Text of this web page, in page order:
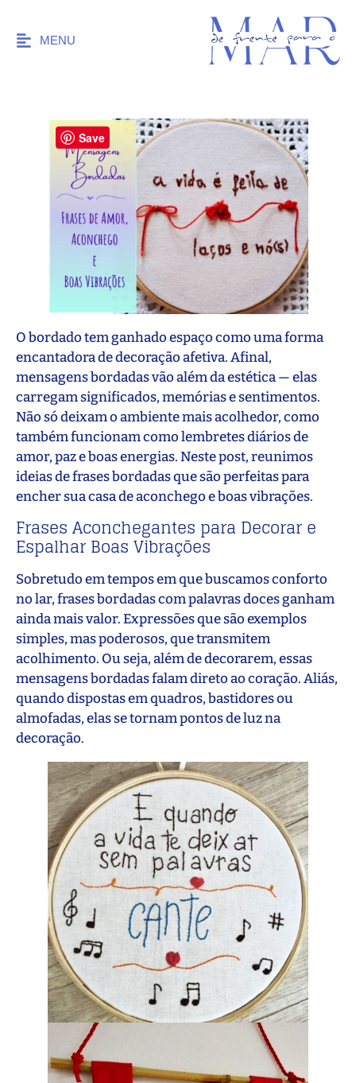
MENU
O bordado tem ganhado espaço como uma forma
encantadora de decoração afetiva. Afinal,
mensagens bordadas vão além da estética — elas
carregam significados, memórias e sentimentos.
Não só deixam o ambiente mais acolhedor, como
também funcionam como lembretes diários de
amor, paz e boas energias. Neste post, reunimos
ideias de frases bordadas que são perfeitas para
encher sua casa de aconchego e boas vibrações.
Frases Aconchegantes para Decorar e
Espalhar Boas Vibrações
Sobretudo em tempos em que buscamos conforto
no lar, frases bordadas com palavras doces ganham
ainda mais valor. Expressões que são exemplos
simples, mas poderosos, que transmitem
acolhimento. Ou seja, além de decorarem, essas
mensagens bordadas falam direto ao coração. Aliás,
quando dispostas em quadros, bastidores ou
almofadas, elas se tornam pontos de luz na
decoração.
Save